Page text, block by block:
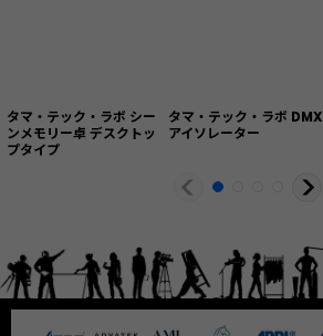
タマ・テック・ラボ シー
ンメモリー卓 デスクトッ
プタイプ
タマ・テック・ラボ DMX
アイソレーター